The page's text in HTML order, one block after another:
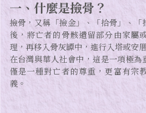
一、什麼是撿骨？
撿骨，又稱「撿金」、「拾骨」、「
後，將亡者的骨骸遺留部分由家屬
理，再移入骨灰罈中，進行入塔或安
在台灣與華人社會中，這是一項極為
僅是一種對亡者的尊重，更富有宗
義。